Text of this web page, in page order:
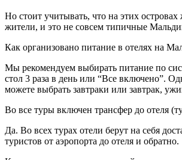
Но стоит учитывать, что на этих
жители, и это не совсем типичные
Как организовано питание в отелях на
Мы рекомендуем выбирать питание по
стол 3 раза в день или “Все включено”.
можете выбрать завтраки или завтрак,
Во все туры включен трансфер до отеля
Да. Во всех турах отели берут на себя
туристов от аэропорта до отеля и обратно.